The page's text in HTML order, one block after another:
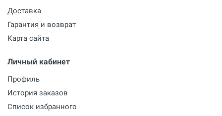
Доставка
Гарантия и возврат
Карта сайта
Личный кабинет
Профиль
История заказов
Список избранного